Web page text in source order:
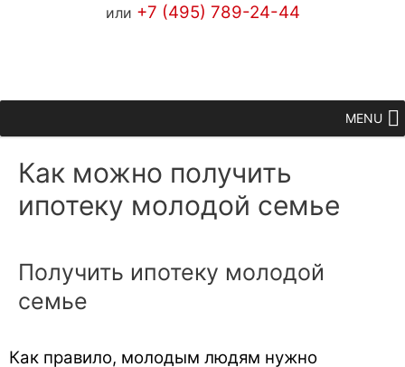
или +7 (495) 789-24-44
MENU
Как можно получить
ипотеку молодой семье
Получить ипотеку молодой
семье
Как правило, молодым людям нужно